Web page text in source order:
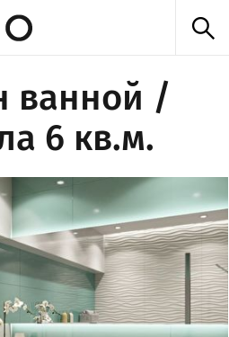
ванной /
6 кв.м.